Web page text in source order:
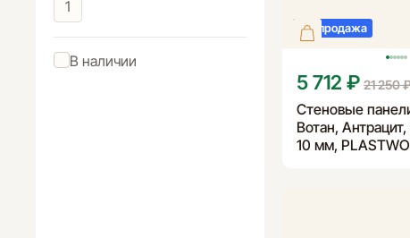
1
В наличии
Распродажа
Стеновые
Вотан,
10 мм,
5 712 ₽ 21 250